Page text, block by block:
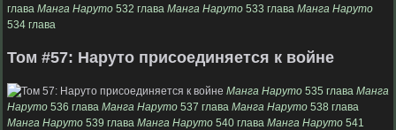
глава Манга Наруто 532 глава Манга Наруто 533 глава Манга Наруто
534 глава
Том #57: Наруто присоединяется к войне
Манга Наруто 535 глава Манга
Наруто 536 глава Манга Наруто 537 глава Манга Наруто 538 глава
Манга Наруто 539 глава Манга Наруто 540 глава Манга Наруто 541